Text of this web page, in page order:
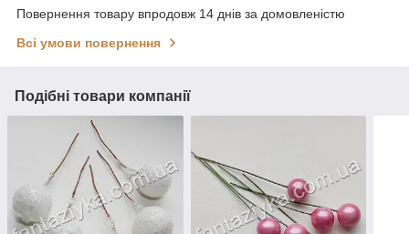
Повернення товару впродовж 14 днів за домовленістю
Всі умови повернення
Подібні товари компанії